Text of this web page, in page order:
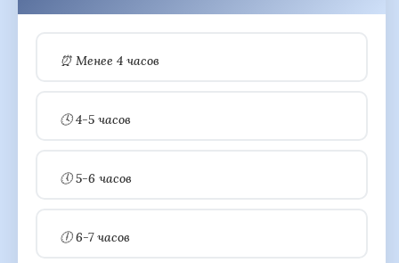
⏰ Менее 4 часов
🕓 4-5 часов
🕔 5-6 часов
🕕 6-7 часов